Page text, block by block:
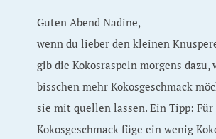
Guten Abend Nadine,
wenn du lieber den kleinen
gib die Kokosraspeln morgens dazu,
bisschen mehr Kokosgeschmack
sie mit quellen lassen. Ein Tipp:
Kokosgeschmack füge ein wenig